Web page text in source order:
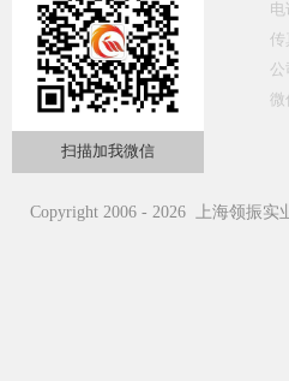
扫描加我微信
电
传
微
Copyright 2006 - 2026 上海领振